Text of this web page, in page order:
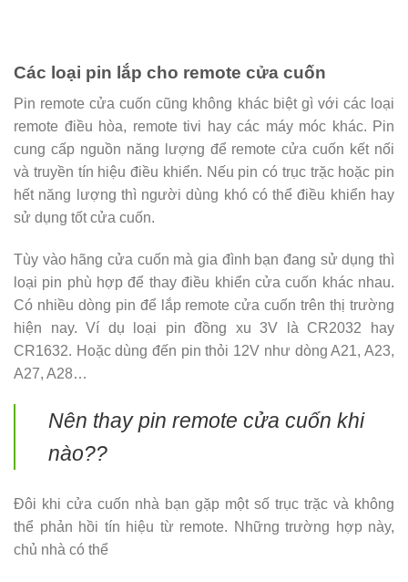
Các loại pin lắp cho remote cửa cuốn
Pin remote cửa cuốn cũng không khác biệt gì với các loại
remote điều hòa, remote tivi hay các máy móc khác. Pin
cung cấp nguồn năng lượng để remote cửa cuốn kết nối
và truyền tín hiệu điều khiển. Nếu pin có trục trặc hoặc pin
hết năng lượng thì người dùng khó có thể điều khiển hay
sử dụng tốt cửa cuốn.
Tùy vào hãng cửa cuốn mà gia đình bạn đang sử dụng thì
loại pin phù hợp để thay điều khiển cửa cuốn khác nhau.
Có nhiều dòng pin để lắp remote cửa cuốn trên thị trường
hiện nay. Ví dụ loại pin đồng xu 3V là CR2032 hay
CR1632. Hoặc dùng đến pin thỏi 12V như dòng A21, A23,
A27, A28…
Nên thay pin remote cửa cuốn khi
nào??
Đôi khi cửa cuốn nhà bạn gặp một số trục trặc và không
thể phản hồi tín hiệu từ remote. Những trường hợp này,
chủ nhà có thể